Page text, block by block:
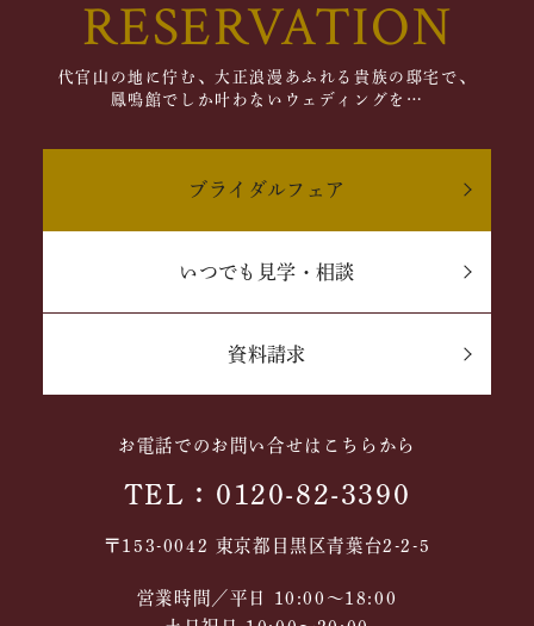
RESERVATION
代官山の地に佇む、大正浪漫あふれる貴族の邸宅で、
鳳鳴館でしか叶わないウェディングを…
ブライダルフェア
いつでも見学・相談
資料請求
お電話でのお問い合せはこちらから
TEL：0120-82-3390
〒153-0042 東京都目黒区青葉台2-2-5
営業時間／平日 10:00～18:00